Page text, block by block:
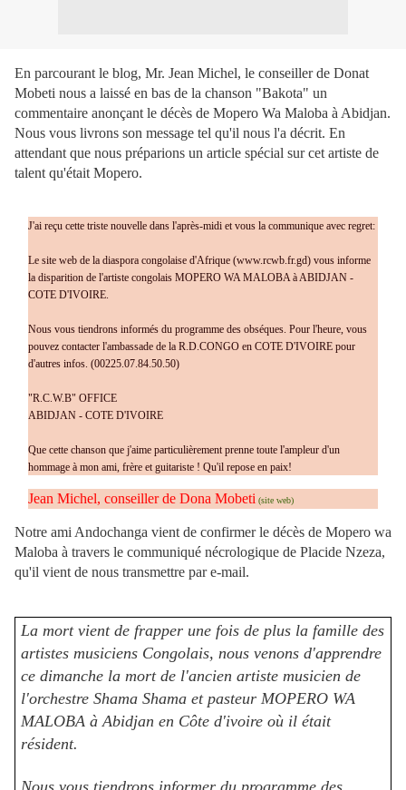
En parcourant le blog, Mr. Jean Michel, le conseiller de Donat
Mobeti nous a laissé en bas de la chanson "Bakota" un
commentaire anonçant le décès de Mopero Wa Maloba à Abidjan.
Nous vous livrons son message tel qu'il nous l'a décrit. En
attendant que nous préparions un article spécial sur cet artiste de
talent qu'était Mopero.
J'ai reçu cette triste nouvelle dans l'après-midi et vous la communique avec regret:
Le site web de la diaspora congolaise d'Afrique (www.rcwb.fr.gd) vous informe
la disparition de l'artiste congolais MOPERO WA MALOBA à ABIDJAN -
COTE D'IVOIRE.
Nous vous tiendrons informés du programme des obséques. Pour l'heure, vous
pouvez contacter l'ambassade de la R.D.CONGO en COTE D'IVOIRE pour
d'autres infos. (00225.07.84.50.50)
"R.C.W.B" OFFICE
ABIDJAN - COTE D'IVOIRE
Que cette chanson que j'aime particulièrement prenne toute l'ampleur d'un
hommage à mon ami, frère et guitariste ! Qu'il repose en paix!
Jean Michel, conseiller de Dona Mobeti (site web)
Notre ami Andochanga vient de confirmer le décès de Mopero wa
Maloba à travers le communiqué nécrologique de Placide Nzeza,
qu'il vient de nous transmettre par e-mail.
La mort vient de frapper une fois de plus la famille des
artistes musiciens Congolais, nous venons d'apprendre
ce dimanche la mort de l'ancien artiste musicien de
l'orchestre Shama Shama et pasteur MOPERO WA
MALOBA à Abidjan en Côte d'ivoire où il était
résident.
Nous vous tiendrons informer du programme des